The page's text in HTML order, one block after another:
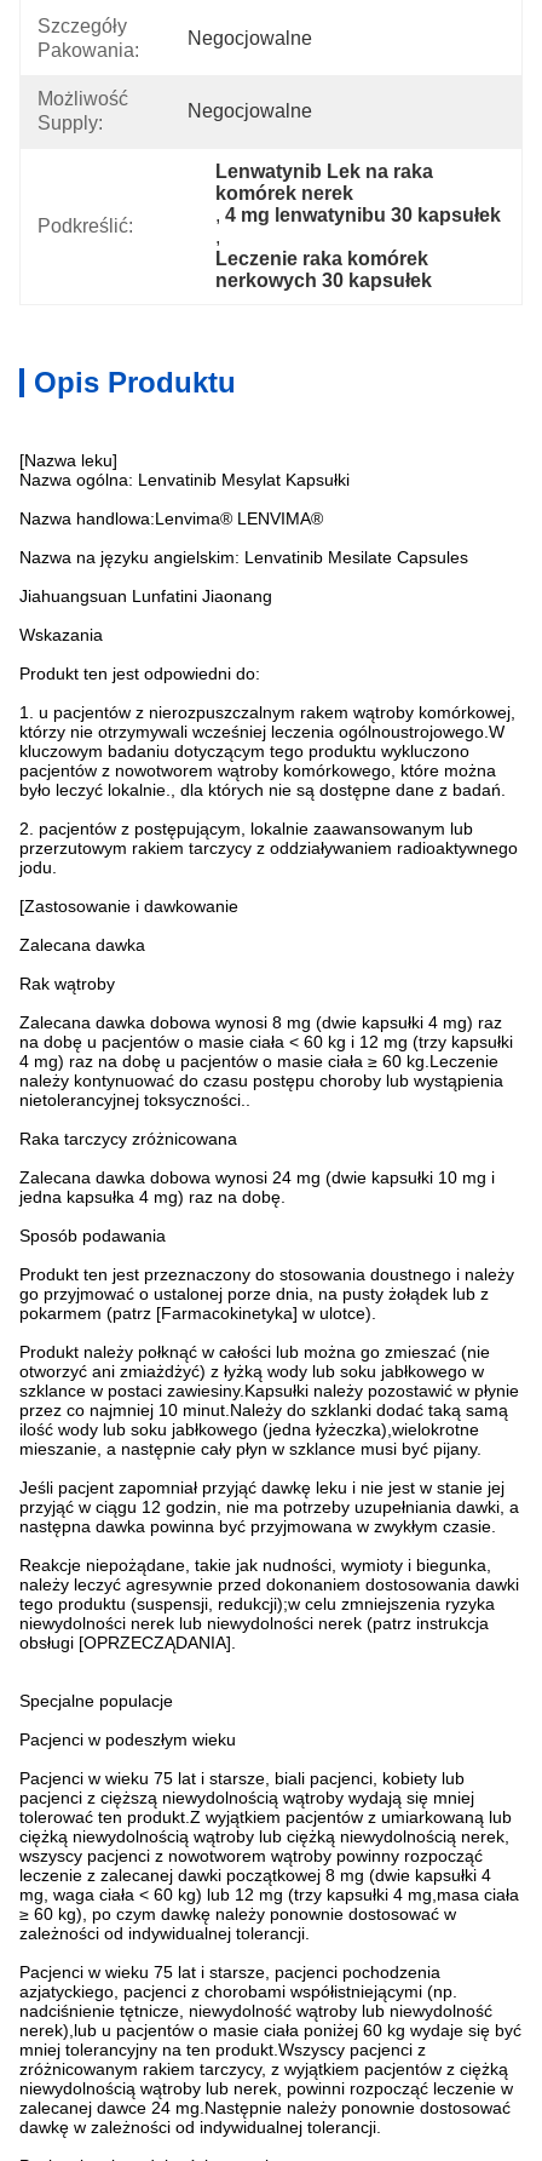
Szczegóły
Pakowania:
Negocjowalne
Możliwość
Supply:
Negocjowalne
Podkreślić:
Lenwatynib Lek na raka
komórek nerek
, 4 mg lenwatynibu 30 kapsułek
,
Leczenie raka komórek
nerkowych 30 kapsułek
Opis Produktu
[Nazwa leku]
Nazwa ogólna: Lenvatinib Mesylat Kapsułki
Nazwa handlowa:Lenvima® LENVIMA®
Nazwa na języku angielskim: Lenvatinib Mesilate Capsules
Jiahuangsuan Lunfatini Jiaonang
Wskazania
Produkt ten jest odpowiedni do:
1. u pacjentów z nierozpuszczalnym rakem wątroby komórkowej,
którzy nie otrzymywali wcześniej leczenia ogólnoustrojowego.W
kluczowym badaniu dotyczącym tego produktu wykluczono
pacjentów z nowotworem wątroby komórkowego, które można
było leczyć lokalnie., dla których nie są dostępne dane z badań.
2. pacjentów z postępującym, lokalnie zaawansowanym lub
przerzutowym rakiem tarczycy z oddziaływaniem radioaktywnego
jodu.
[Zastosowanie i dawkowanie
Zalecana dawka
Rak wątroby
Zalecana dawka dobowa wynosi 8 mg (dwie kapsułki 4 mg) raz
na dobę u pacjentów o masie ciała < 60 kg i 12 mg (trzy kapsułki
4 mg) raz na dobę u pacjentów o masie ciała ≥ 60 kg.Leczenie
należy kontynuować do czasu postępu choroby lub wystąpienia
nietolerancyjnej toksyczności..
Raka tarczycy zróżnicowana
Zalecana dawka dobowa wynosi 24 mg (dwie kapsułki 10 mg i
jedna kapsułka 4 mg) raz na dobę.
Sposób podawania
Produkt ten jest przeznaczony do stosowania doustnego i należy
go przyjmować o ustalonej porze dnia, na pusty żołądek lub z
pokarmem (patrz [Farmacokinetyka] w ulotce).
Produkt należy połknąć w całości lub można go zmieszać (nie
otworzyć ani zmiażdżyć) z łyżką wody lub soku jabłkowego w
szklance w postaci zawiesiny.Kapsułki należy pozostawić w płynie
przez co najmniej 10 minut.Należy do szklanki dodać taką samą
ilość wody lub soku jabłkowego (jedna łyżeczka),wielokrotne
mieszanie, a następnie cały płyn w szklance musi być pijany.
Jeśli pacjent zapomniał przyjąć dawkę leku i nie jest w stanie jej
przyjąć w ciągu 12 godzin, nie ma potrzeby uzupełniania dawki, a
następna dawka powinna być przyjmowana w zwykłym czasie.
Reakcje niepożądane, takie jak nudności, wymioty i biegunka,
należy leczyć agresywnie przed dokonaniem dostosowania dawki
tego produktu (suspensji, redukcji);w celu zmniejszenia ryzyka
niewydolności nerek lub niewydolności nerek (patrz instrukcja
obsługi [OPRZECZĄDANIA].
Specjalne populacje
Pacjenci w podeszłym wieku
Pacjenci w wieku 75 lat i starsze, biali pacjenci, kobiety lub
pacjenci z cięższą niewydolnością wątroby wydają się mniej
tolerować ten produkt.Z wyjątkiem pacjentów z umiarkowaną lub
ciężką niewydolnością wątroby lub ciężką niewydolnością nerek,
wszyscy pacjenci z nowotworem wątroby powinny rozpocząć
leczenie z zalecanej dawki początkowej 8 mg (dwie kapsułki 4
mg, waga ciała < 60 kg) lub 12 mg (trzy kapsułki 4 mg,masa ciała
≥ 60 kg), po czym dawkę należy ponownie dostosować w
zależności od indywidualnej tolerancji.
Pacjenci w wieku 75 lat i starsze, pacjenci pochodzenia
azjatyckiego, pacjenci z chorobami współistniejącymi (np.
nadciśnienie tętnicze, niewydolność wątroby lub niewydolność
nerek),lub u pacjentów o masie ciała poniżej 60 kg wydaje się być
mniej tolerancyjny na ten produkt.Wszyscy pacjenci z
zróżnicowanym rakiem tarczycy, z wyjątkiem pacjentów z ciężką
niewydolnością wątroby lub nerek, powinni rozpocząć leczenie w
zalecanej dawce 24 mg.Następnie należy ponownie dostosować
dawkę w zależności od indywidualnej tolerancji.